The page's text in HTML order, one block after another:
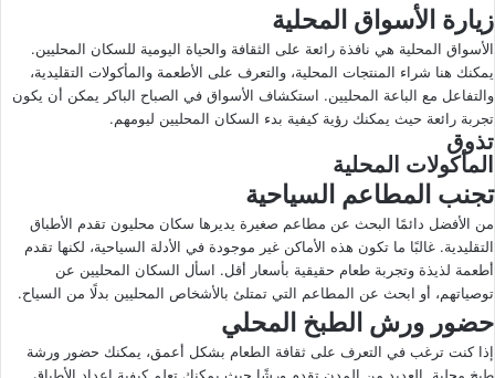
زيارة الأسواق المحلية
الأسواق المحلية هي نافذة رائعة على الثقافة والحياة اليومية للسكان المحليين.
يمكنك هنا شراء المنتجات المحلية، والتعرف على الأطعمة والمأكولات التقليدية،
والتفاعل مع الباعة المحليين. استكشاف الأسواق في الصباح الباكر يمكن أن يكون
تجربة رائعة حيث يمكنك رؤية كيفية بدء السكان المحليين ليومهم.
تذوق
المأكولات المحلية
تجنب المطاعم السياحية
من الأفضل دائمًا البحث عن مطاعم صغيرة يديرها سكان محليون تقدم الأطباق
التقليدية. غالبًا ما تكون هذه الأماكن غير موجودة في الأدلة السياحية، لكنها تقدم
أطعمة لذيذة وتجربة طعام حقيقية بأسعار أقل. اسأل السكان المحليين عن
توصياتهم، أو ابحث عن المطاعم التي تمتلئ بالأشخاص المحليين بدلًا من السياح.
حضور ورش الطبخ المحلي
إذا كنت ترغب في التعرف على ثقافة الطعام بشكل أعمق، يمكنك حضور ورشة